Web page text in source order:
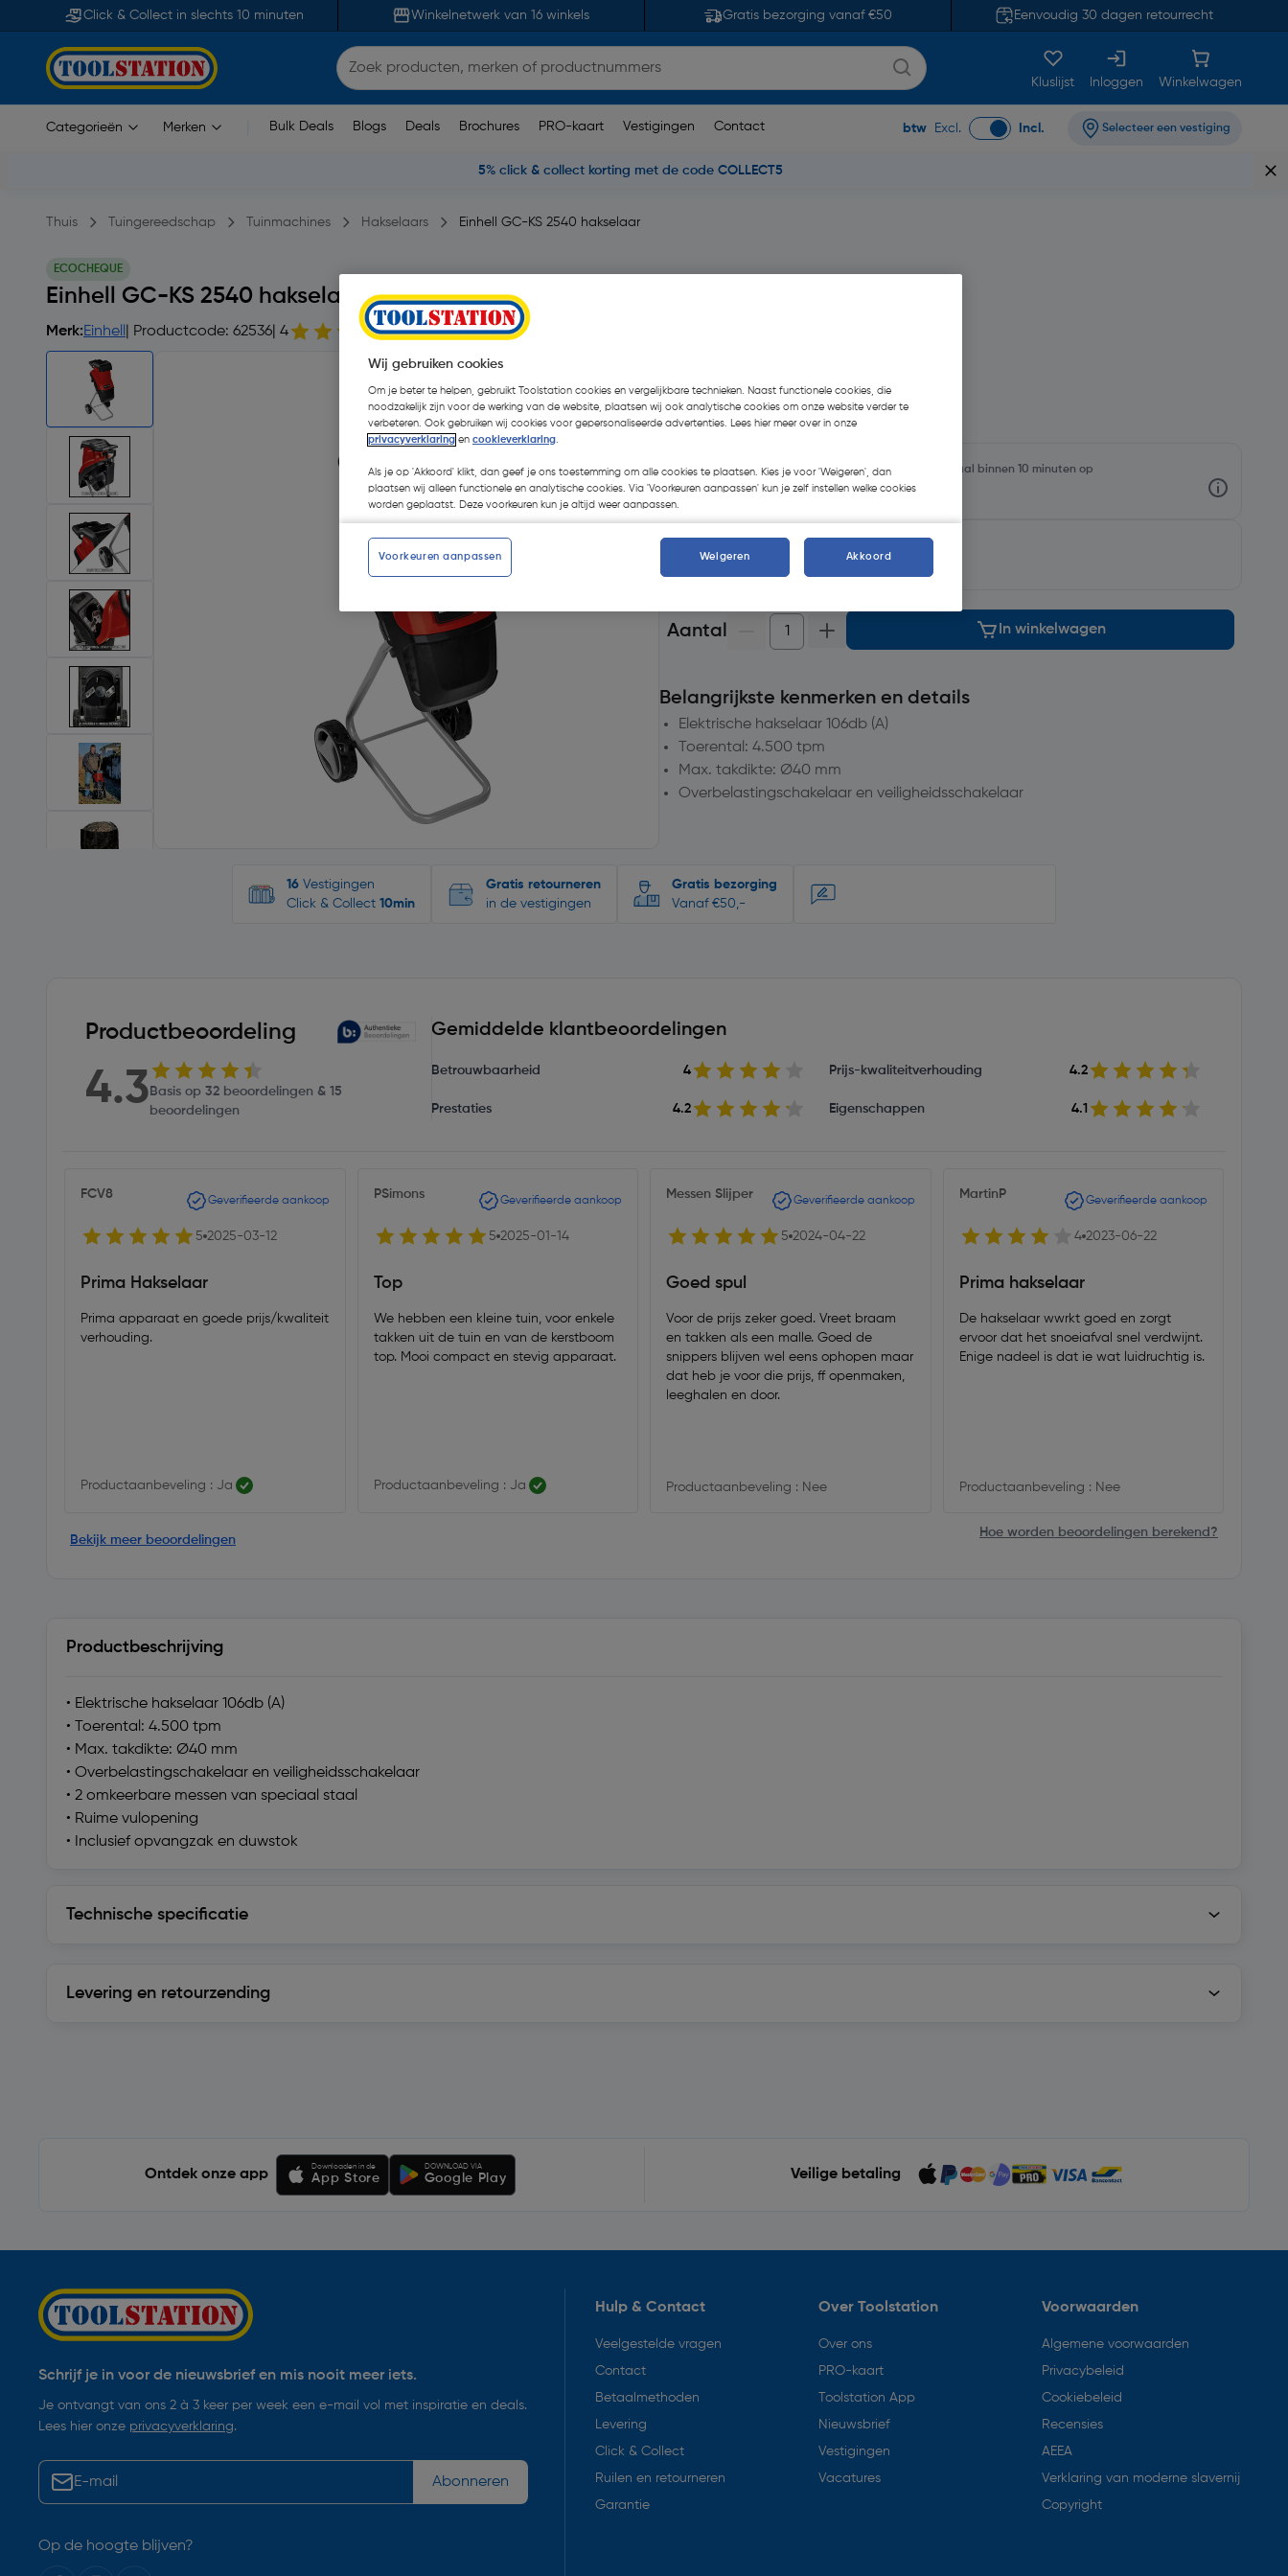
Click & Collect in slechts 10 minuten Winkelnetwerk van 16 winkels Gratis bezorging vanaf €50 Eenvoudig 30 dagen retourrecht
Kluslijst Inloggen Winkelwagen
Categorieën Merken Bulk Deals Blogs Deals Brochures PRO-kaart Vestigingen Contact btw Excl. Incl. Selecteer een vestiging
5% click & collect korting met de code COLLECT5
Thuis Tuingereedschap Tuinmachines Hakselaars Einhell GC-KS 2540 hakselaar
ECOCHEQUE
Einhell GC-KS 2540 hakselaar 2500W
Merk:Einhell | Productcode: 62536 | 4 32 beoordelingen| Stuk
Recupelbijdrage inbegrepen
Selecteer winkel - Bekijk voorraadniveaus en haal binnen 10 minuten op
Selecteer vestiging
Aantal In winkelwagen
Belangrijkste kenmerken en details
Elektrische hakselaar 106db (A)
Toerental: 4.500 tpm
Max. takdikte: Ø40 mm
Overbelastingschakelaar en veiligheidsschakelaar
16 Vestigingen
Click & Collect 10min
Gratis retourneren
in de vestigingen
Gratis bezorging
Vanaf €50,-
Productbeoordeling
4.3 Basis op 32 beoordelingen & 15
beoordelingen
Gemiddelde klantbeoordelingen
Betrouwbaarheid 4 Prijs-kwaliteitverhouding 4.2
Prestaties 4.2 Eigenschappen 4.1
FCV8 Geverifieerde aankoop
5 2025-03-12
Prima Hakselaar
Prima apparaat en goede prijs/kwaliteit
verhouding.
Productaanbeveling : Ja
PSimons Geverifieerde aankoop
5 2025-01-14
Top
We hebben een kleine tuin, voor enkele
takken uit de tuin en van de kerstboom
top. Mooi compact en stevig apparaat.
Productaanbeveling : Ja
Messen Slijper Geverifieerde aankoop
5 2024-04-22
Goed spul
Voor de prijs zeker goed. Vreet braam
en takken als een malle. Goed de
snippers blijven wel eens ophopen maar
dat heb je voor die prijs, ff openmaken,
leeghalen en door.
Productaanbeveling : Nee
MartinP Geverifieerde aankoop
4 2023-06-22
Prima hakselaar
De hakselaar wwrkt goed en zorgt
ervoor dat het snoeiafval snel verdwijnt.
Enige nadeel is dat ie wat luidruchtig is.
Productaanbeveling : Nee
Bekijk meer beoordelingen
Hoe worden beoordelingen berekend?
Productbeschrijving
• Elektrische hakselaar 106db (A)
• Toerental: 4.500 tpm
• Max. takdikte: Ø40 mm
• Overbelastingschakelaar en veiligheidsschakelaar
• 2 omkeerbare messen van speciaal staal
• Ruime vulopening
• Inclusief opvangzak en duwstok
Technische specificatie
Levering en retourzending
Ontdek onze app
Downloaden in de
App Store
DOWNLOAD VIA
Google Play Veilige betaling
Schrijf je in voor de nieuwsbrief en mis nooit meer iets.
Je ontvangt van ons 2 à 3 keer per week een e-mail vol met inspiratie en deals.
Lees hier onze privacyverklaring.
Abonneren
Op de hoogte blijven?
Hulp & Contact
Veelgestelde vragen
Contact
Betaalmethoden
Levering
Click & Collect
Ruilen en retourneren
Garantie
Over Toolstation
Over ons
PRO-kaart
Toolstation App
Nieuwsbrief
Vestigingen
Vacatures
Voorwaarden
Algemene voorwaarden
Privacybeleid
Cookiebeleid
Recensies
AEEA
Verklaring van moderne slavernij
Copyright
Wij gebruiken cookies
Om je beter te helpen, gebruikt Toolstation cookies en vergelijkbare technieken. Naast functionele cookies, die
noodzakelijk zijn voor de werking van de website, plaatsen wij ook analytische cookies om onze website verder te
verbeteren. Ook gebruiken wij cookies voor gepersonaliseerde advertenties. Lees hier meer over in onze
privacyverklaring en cookieverklaring.
Als je op 'Akkoord' klikt, dan geef je ons toestemming om alle cookies te plaatsen. Kies je voor 'Weigeren', dan
plaatsen wij alleen functionele en analytische cookies. Via 'Voorkeuren aanpassen' kun je zelf instellen welke cookies
worden geplaatst. Deze voorkeuren kun je altijd weer aanpassen.
Voorkeuren aanpassen Weigeren Akkoord